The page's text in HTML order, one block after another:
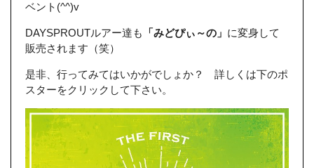
ベント(^^)v
DAYSPROUTルアー達も 「みどぴぃ～の」 に変身して
販売されます（笑）
是非、行ってみてはいかがでしょか？ 詳しくは下のポ
スターをクリックして下さい。